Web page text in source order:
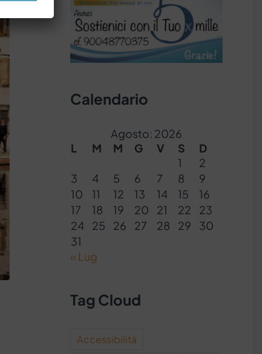
Calendario
Agosto: 2026
L
M M G V S
D
1
2
3
4 5 6 7 8
9
10
11 12 13 14 15
16
17
18 19 20 21 22
23
24
25 26 27 28 29
30
31
« Lug
Tag Cloud
Accessibilità